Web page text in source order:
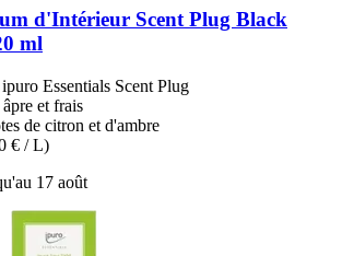
d'Intérieur Scent Plug Black
ml
Essentials Scent Plug
et frais
de citron et d'ambre
€ / L)
17 août